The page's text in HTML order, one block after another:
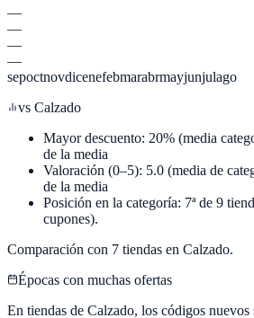
—
—
—
—
sepoctnovdicenefebmarabrmayjunjulago
vs Calzado
Mayor descuento: 20% (media
de la media
Valoración (0–5): 5.0 (media de
de la media
Posición en la categoría: 7ª de 9
cupones).
Comparación con 7 tiendas en Calzado.
Épocas con muchas ofertas
En tiendas de Calzado, los códigos nuevos